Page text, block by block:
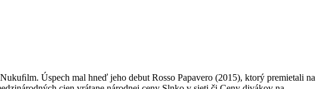
Úspech mal hneď jeho debut Rosso Papavero (2015), ktorý premietali na